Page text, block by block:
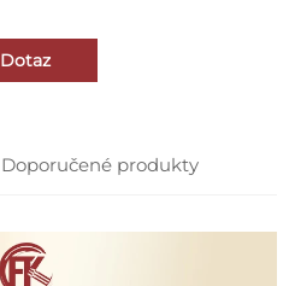
Dotaz
Doporučené produkty